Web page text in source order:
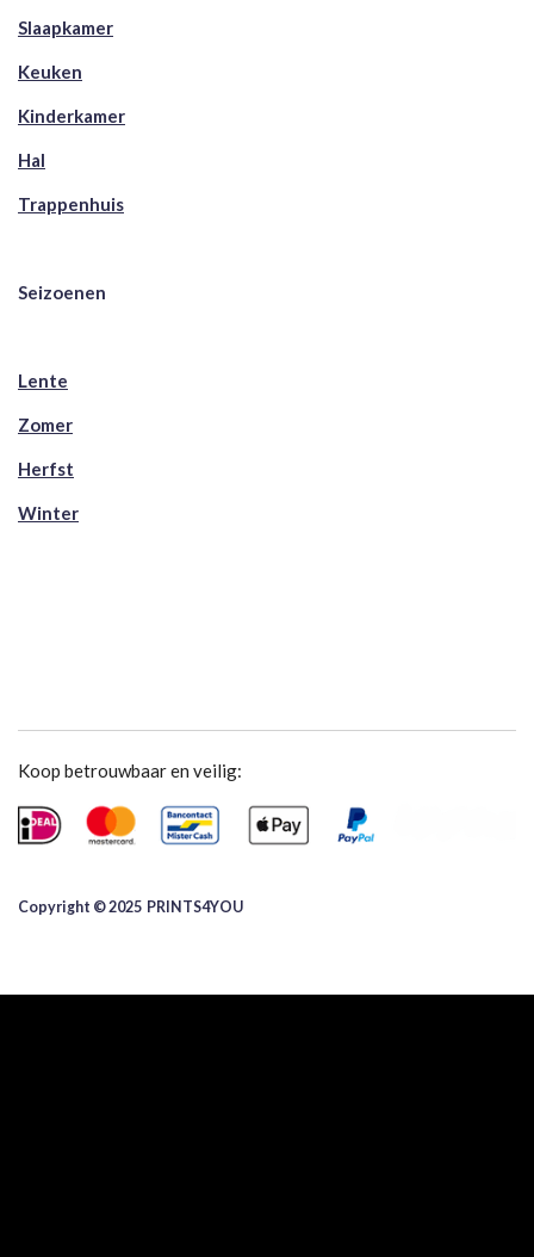
Slaapkamer
Keuken
Kinderkamer
Hal
Trappenhuis
Seizoenen
Lente
Zomer
Herfst
Winter
Koop betrouwbaar en veilig:
Copyright © 2025 ​PRINTS4YOU